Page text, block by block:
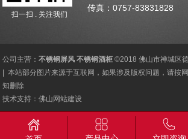
扫一扫 . 关注我们
传真：0757-83831828
公司主营：不锈钢屏风 不锈钢酒柜 ©2018 佛山市禅城区
| 本站部分图片来源于互联网，如果涉及版权问题，请按
知删除
技术支持：佛山网站建设